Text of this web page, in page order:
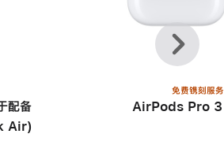
配备
Air)
免费镌刻服务
AirPods Pro 3
上
一
个
下
一
个